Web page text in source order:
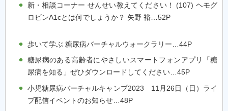
新・相談コーナー せんせい教えてください！ (107) ヘモグ
ロビンA1cとは何でしょうか？ 矢野 裕…52P
歩いて学ぶ 糖尿病バーチャルウォークラリー…44P
糖尿病のある高齢者にやさしいスマートフォンアプリ「糖
尿病を知る」ぜひダウンロードしてください…45P
小児糖尿病バーチャルキャンプ2023 11月26日（日）ライ
ブ配信イベントのお知らせ…48P